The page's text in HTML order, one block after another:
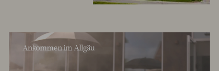
Ankommen im Allgäu